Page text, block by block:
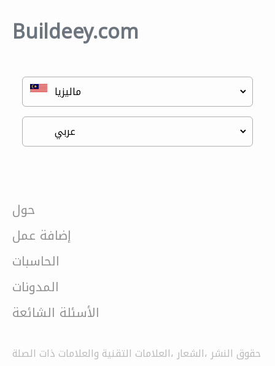
Buildeey.com
حول
إضافة عمل
الحاسبات
المدونات
الأسئلة الشائعة
حقوق النشر ،الشعار ،العلامات التقنية والعلامات ذات الصلة